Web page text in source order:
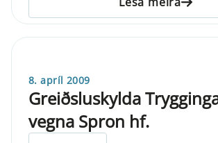
8. apríl 2009
Greiðsluskylda
vegna Spron hf.